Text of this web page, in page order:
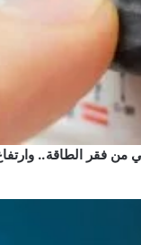
فقر الطاقة.. وارتفاع